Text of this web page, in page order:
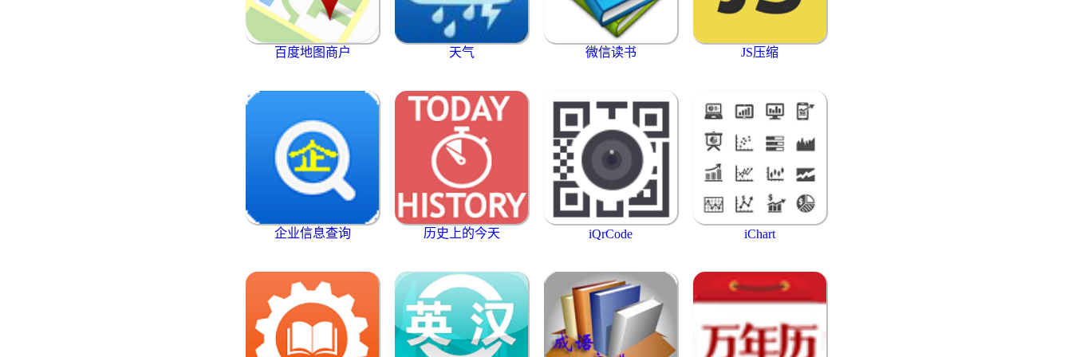
百度地图商户 天气 微信读书 JS压缩
企业信息查询 历史上的今天 iQrCode iChart